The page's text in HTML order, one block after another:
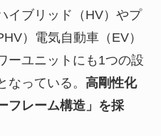
イブリッド（HV）やプ
）電気自動車（EV）
ーユニットにも1つの設
っている。 高剛性化
フレーム構造」を採